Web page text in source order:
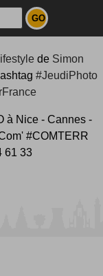
de Simon
#JeudiPhoto
à Nice - Cannes -
#COMTERR
61 33